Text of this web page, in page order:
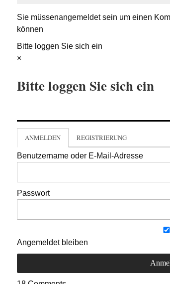
Sie müssenangemeldetsein um einen
können
Bitte loggen Sie sich ein
×
Bitte loggen Sie sich ein
ANMELDEN REGISTRIERUNG
Benutzername oder E-Mail-Adresse
Passwort
Angemeldet bleiben